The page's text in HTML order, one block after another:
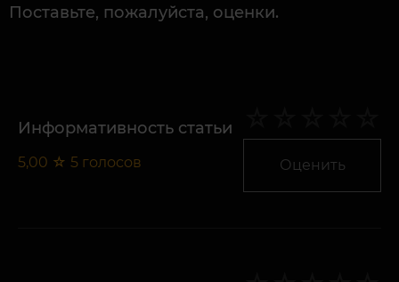
Поставьте, пожалуйста, оценки.
Информативность статьи
5,00 ☆ 5 голосов Оценить